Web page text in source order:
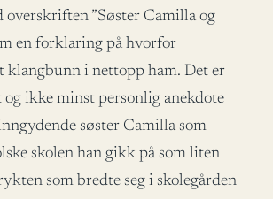
overskriften ”Søster Camilla og
en forklaring på hvorfor
klangbunn i nettopp ham. Det er
og ikke minst personlig anekdote
søster Camilla som
skolen han gikk på som liten
som bredte seg i skolegården